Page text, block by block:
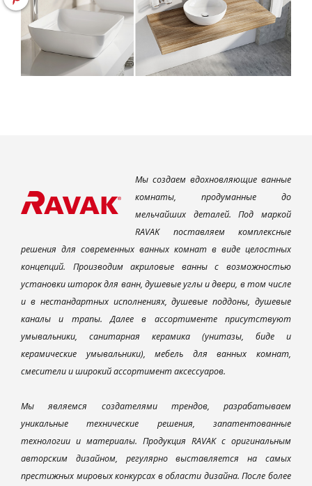
Мы создаем вдохновляющие ванные
комнаты, продуманные до
мельчайших деталей. Под маркой
RAVAK поставляем комплексные
решения для современных ванных комнат в виде целостных
концепций. Производим акриловые ванны с возможностью
установки шторок для ванн, душевые углы и двери, в том числе
и в нестандартных исполнениях, душевые поддоны, душевые
каналы и трапы. Далее в ассортименте присутствуют
умывальники, санитарная керамика (унитазы, биде и
керамические умывальники), мебель для ванных комнат,
смесители и широкий ассортимент аксессуаров.
Мы являемся создателями трендов, разрабатываем
уникальные технические решения, запатентованные
технологии и материалы. Продукция RAVAK с оригинальным
авторским дизайном, регулярно выставляется на самых
престижных мировых конкурсах в области дизайна. После более